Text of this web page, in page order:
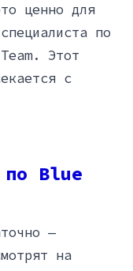
ценно для
по
Этот
с
по Blue
—
на